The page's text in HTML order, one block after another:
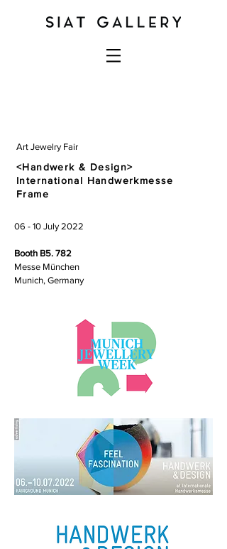
Art Jewelry Fair
<Handwerk & Design>
International Handwerkmesse
Frame
06 - 10 July 2022
Booth B5. 782
Messe München
Munich, Germany